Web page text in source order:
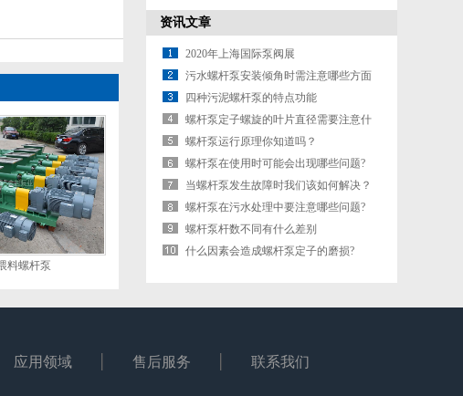
料螺杆泵
资讯文章
2020年上海国际泵阀展
污水螺杆泵安装倾角时需注意哪些方面
四种污泥螺杆泵的特点功能
螺杆泵定子螺旋的叶片直径需要注意什
么?
螺杆泵运行原理你知道吗？
螺杆泵在使用时可能会出现哪些问题?
当螺杆泵发生故障时我们该如何解决？
螺杆泵在污水处理中要注意哪些问题?
螺杆泵杆数不同有什么差别
什么因素会造成螺杆泵定子的磨损?
应用领域 售后服务 联系我们